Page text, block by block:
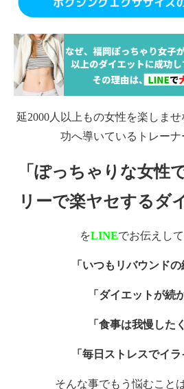
延2000人以上もの女性を楽しま
功へ導いているトレー
「ぽっちゃりな女性
リーで楽ヤセするダ
をLINEでお伝えし
「いつもリバウンドの
「ダイエットが続
「食事は我慢した
「毎日ストレスでイラ
そんな事でもう悩むこと